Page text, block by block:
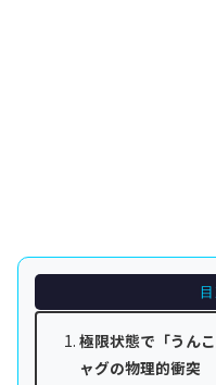
極限状態で「うん
ャグの物理的衝突